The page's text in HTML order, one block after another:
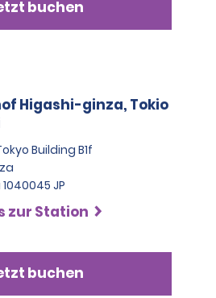
buchen
Higashi-ginza, Tokio
Building B1f
JP
zur Station
buchen